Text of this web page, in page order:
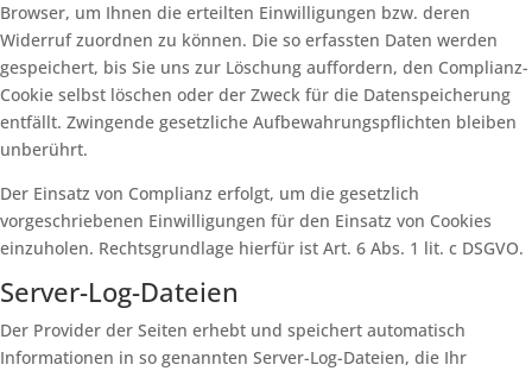
Browser, um Ihnen die erteilten Einwilligungen bzw. deren
Widerruf zuordnen zu können. Die so erfassten Daten werden
gespeichert, bis Sie uns zur Löschung auffordern, den Complianz-
Cookie selbst löschen oder der Zweck für die Datenspeicherung
entfällt. Zwingende gesetzliche Aufbewahrungspflichten bleiben
unberührt.
Der Einsatz von Complianz erfolgt, um die gesetzlich
vorgeschriebenen Einwilligungen für den Einsatz von Cookies
einzuholen. Rechtsgrundlage hierfür ist Art. 6 Abs. 1 lit. c DSGVO.
Server-Log-Dateien
Der Provider der Seiten erhebt und speichert automatisch
Informationen in so genannten Server-Log-Dateien, die Ihr